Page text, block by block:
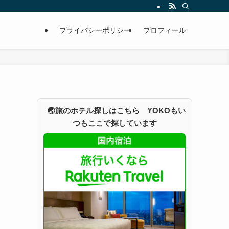
プライバシーポリシー プロフィール
🌏旅のホテル探しはこちら YOKOもい
つもここで探しています